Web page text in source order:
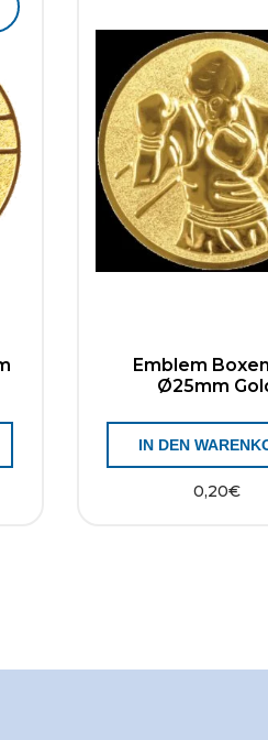
Emblem
Ø25mm
0,20€
IN DEN